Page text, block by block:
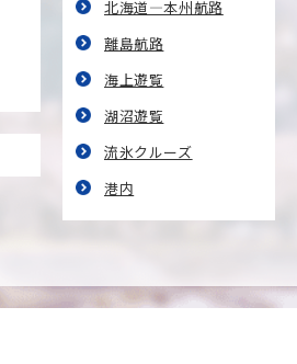
北海道―本州航路
離島航路
海上遊覧
湖沼遊覧
流氷クルーズ
港内